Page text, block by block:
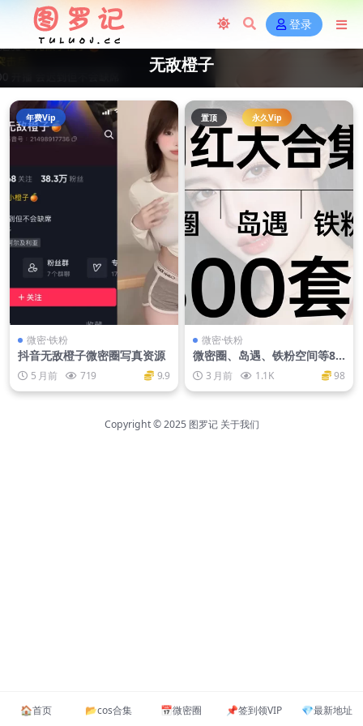
登录
无敌橙子
年费Vip
微密·铁粉
抖音无敌橙子微密圈写真资源
5 月前 719 9.9
置顶 永久Vip
微密·铁粉
微密圈、岛遇、铁粉空间等80
0套+网红大合集
3 月前 1.1K 98
Copyright © 2025 图罗记 关于我们
🏠️首页 📂cos合集 📅微密圈 📌签到领VIP 💎最新地址